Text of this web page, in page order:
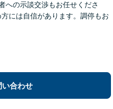
への示談交渉もお任せくださ
には自信があります。調停もお
い合わせ